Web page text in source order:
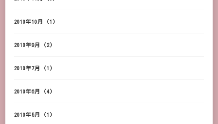
2010年10月 (1)
2010年9月 (2)
2010年7月 (1)
2010年6月 (4)
2010年5月 (1)